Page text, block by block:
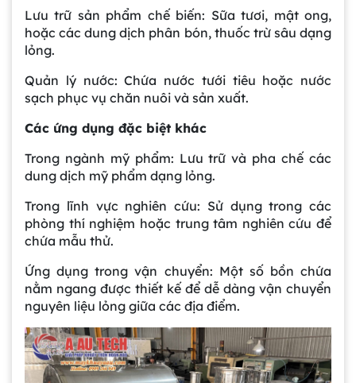
Lưu trữ sản phẩm chế biến: Sữa tươi, mật ong,
hoặc các dung dịch phân bón, thuốc trừ sâu dạng
lỏng.
Quản lý nước: Chứa nước tưới tiêu hoặc nước
sạch phục vụ chăn nuôi và sản xuất.
Các ứng dụng đặc biệt khác
Trong ngành mỹ phẩm: Lưu trữ và pha chế các
dung dịch mỹ phẩm dạng lỏng.
Trong lĩnh vực nghiên cứu: Sử dụng trong các
phòng thí nghiệm hoặc trung tâm nghiên cứu để
chứa mẫu thử.
Ứng dụng trong vận chuyển: Một số bồn chứa
nằm ngang được thiết kế để dễ dàng vận chuyển
nguyên liệu lỏng giữa các địa điểm.